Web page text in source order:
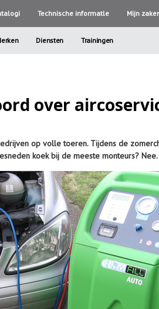
Technische informatle Mijn
Diensten Trainingen
over
op volle toeren. Tijdens de
koek bij de meeste monteurs?